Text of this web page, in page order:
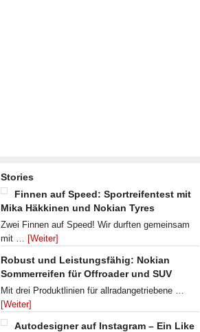
Stories
Finnen auf Speed: Sportreifentest mit
Mika Häkkinen und Nokian Tyres
Zwei Finnen auf Speed! Wir durften gemeinsam
mit … [Weiter]
Robust und Leistungsfähig: Nokian
Sommerreifen für Offroader und SUV
Mit drei Produktlinien für allradangetriebene …
[Weiter]
Autodesigner auf Instagram – Ein Like